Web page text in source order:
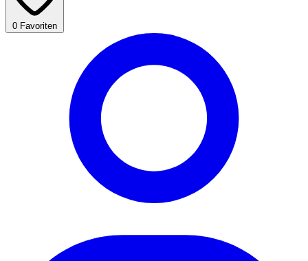
0 Favoriten